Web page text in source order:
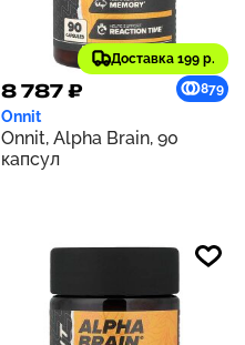
Доставка 199 р.
8 787 ₽ 879
Onnit
Onnit, Alpha Brain, 90
капсул